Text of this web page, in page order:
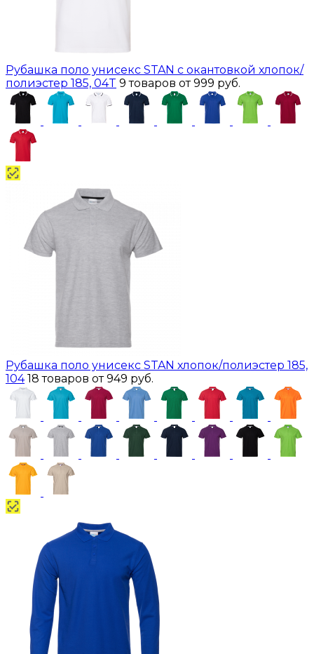
Рубашка поло унисекс STAN с окантовкой хлопок/
полиэстер 185, 04T 9 товаров от 999 руб.
Рубашка поло унисекс STAN хлопок/полиэстер 185,
104 18 товаров от 949 руб.